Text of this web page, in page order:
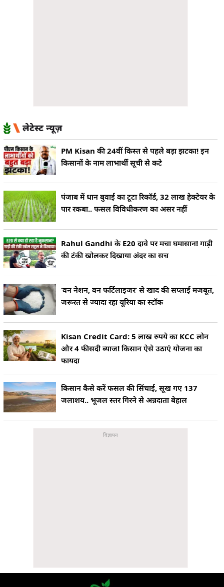
लेटेस्ट न्यूज़
PM Kisan की 24वीं किस्त से पहले बड़ा झटका! इन
किसानों के नाम लाभार्थी सूची से कटे
पंजाब में धान बुवाई का टूटा रिकॉर्ड, 32 लाख हेक्टेयर के
पार रकबा.. फसल विविधीकरण का असर नहीं
Rahul Gandhi के E20 दावे पर मचा घमासान! गाड़ी
की टंकी खोलकर दिखाया अंदर का सच
‘वन नेशन, वन फर्टिलाइजर’ से खाद की सप्लाई मजबूत,
जरूरत से ज्यादा रहा यूरिया का स्टॉक
Kisan Credit Card: 5 लाख रुपये का KCC लोन
और 4 फीसदी ब्याज! किसान ऐसे उठाएं योजना का
फायदा
किसान कैसे करें फसल की सिंचाई, सूख गए 137
जलाशय.. भूजल स्तर गिरने से अन्नदाता बेहाल